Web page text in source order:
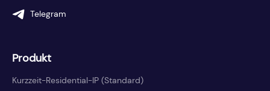
Telegram
Produkt
Kurzzeit-Residential-IP (Standard)